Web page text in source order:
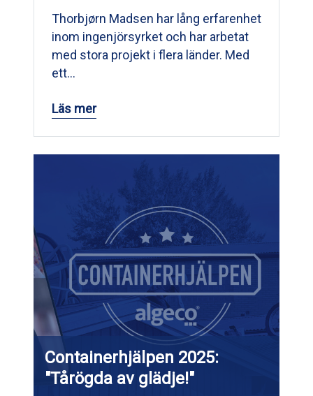
Thorbjørn Madsen har lång erfarenhet
inom ingenjörsyrket och har arbetat
med stora projekt i flera länder. Med
ett…
Läs mer
Containerhjälpen 2025:
"Tårögda av glädje!"